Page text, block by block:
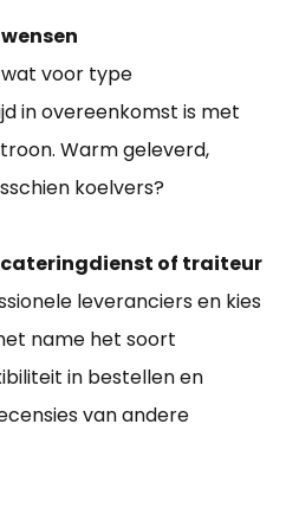
voor type
in overeenkomst is met
Warm geleverd,
koelvers?
cateringdienst of traiteur
leveranciers en kies
name het soort
in bestellen en
van andere